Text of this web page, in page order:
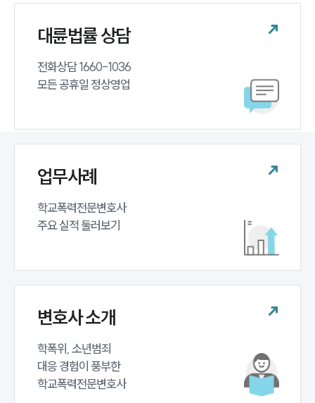
대륜법률 상담
전화상담 1660-1036
모든 공휴일 정상영업
업무사례
학교폭력전문변호사
주요 실적 둘러보기
변호사 소개
학폭위, 소년범죄
대응 경험이 풍부한
학교폭력전문변호사